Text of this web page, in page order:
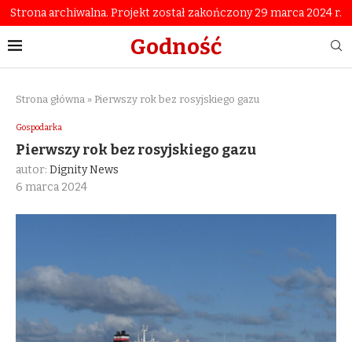
Strona archiwalna. Projekt został zakończony 29 marca 2024 r.
Godność
Strona główna » Pierwszy rok bez rosyjskiego gazu
Gospodarka
Pierwszy rok bez rosyjskiego gazu
autor: Dignity News
6 marca 2024